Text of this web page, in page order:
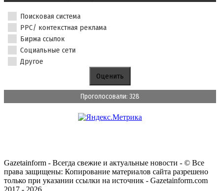
Поисковая система
PPC/ контекстная реклама
Биржа ссылок
Социальные сети
Другое
Проголосовали: 328
Gazetainform - Всегда свежие и актуальные новости - © Все
права защищены: Копирование материалов сайта разрешено
только при указании ссылки на источник - Gazetainform.com